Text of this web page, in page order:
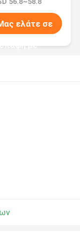
56.8~58.8
ελάτε σε
με